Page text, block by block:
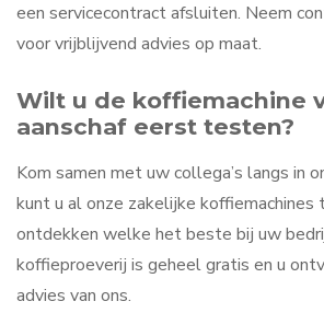
een servicecontract afsluiten. Neem
voor vrijblijvend advies op maat.
Wilt u de koffiemachine
aanschaf eerst testen?
Kom samen met uw collega’s langs in
kunt u al onze zakelijke koffiemachines
ontdekken welke het beste bij uw
koffieproeverij is geheel gratis en u
advies van ons.